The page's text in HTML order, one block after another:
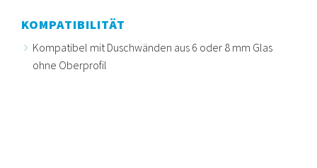
KOMPATIBILITÄT
Kompatibel mit Duschwänden aus 6 oder 8 mm Glas
ohne Oberprofil